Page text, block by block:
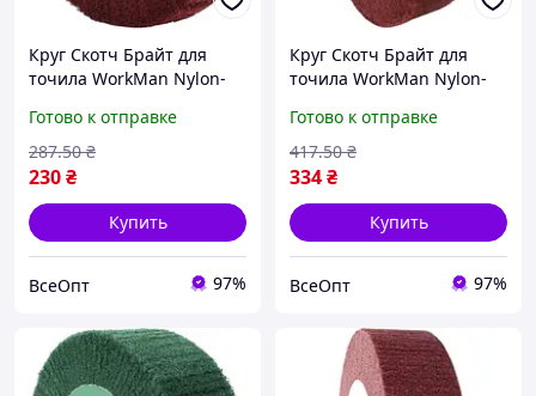
Круг Скотч Брайт для
точила WorkMan Nylon-
150 мм, для точильного
станка
Готово к отправке
230₴
287.50 ₴
Купить
ВсеОпт 97%
Круг Скотч Брайт для
точила WorkMan Nylon-
диаметр 200 мм,
зернистость P400
Готово к отправке
334₴
417.50 ₴
Купить
ВсеОпт 97%